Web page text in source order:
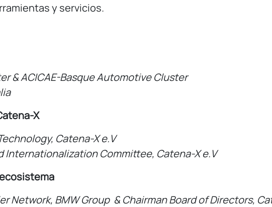
y servicios.
& ACICAE-Basque Automotive Cluster
X
, Catena-Xe.V
Internationalization Committee, Catena-Xe.V
Network, BMW Group & Chairman Board of Directors,